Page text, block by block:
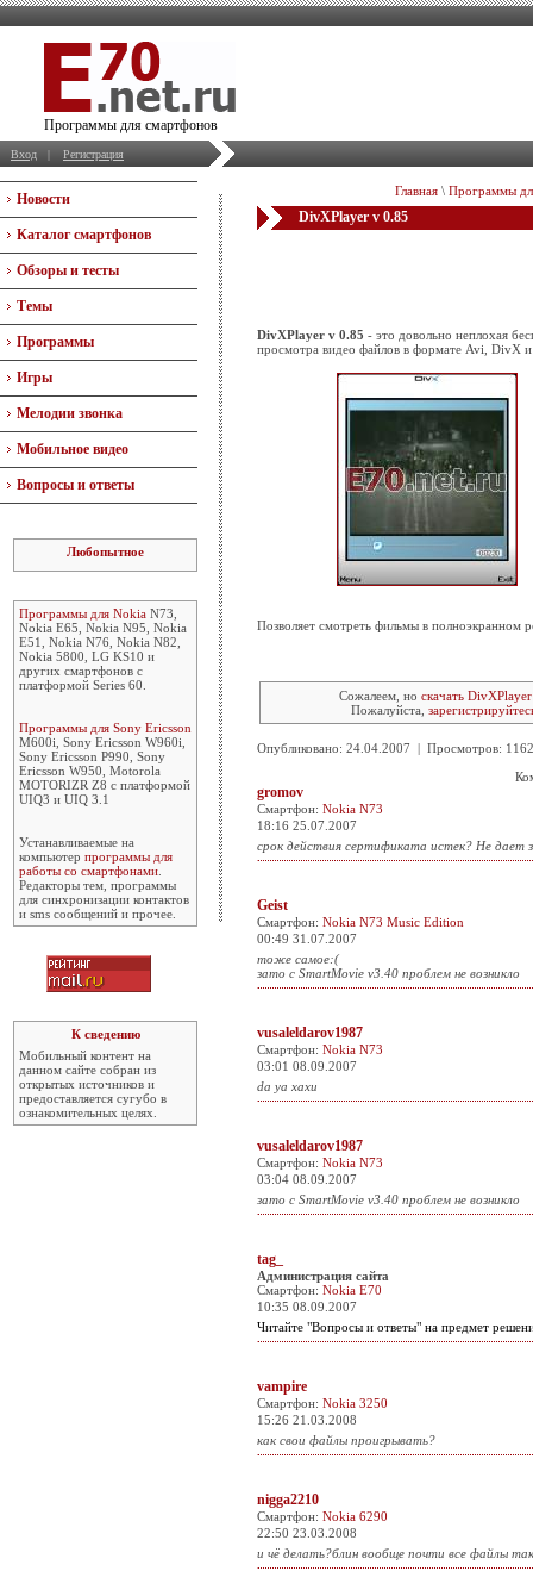
Программы для смартфонов
Вход | Регистрация
Новости
Каталог смартфонов
Обзоры и тесты
Темы
Программы
Игры
Мелодии звонка
Мобильное видео
Вопросы и ответы
Любопытное
Программы для Nokia N73,
Nokia E65, Nokia N95, Nokia
E51, Nokia N76, Nokia N82,
Nokia 5800, LG KS10 и
других смартфонов с
платформой Series 60.
Программы для Sony Ericsson
M600i, Sony Ericsson W960i,
Sony Ericsson P990, Sony
Ericsson W950, Motorola
MOTORIZR Z8 с платформой
UIQ3 и UIQ 3.1
Устанавливаемые на
компьютер программы для
работы со смартфонами
Редакторы тем, программы
для синхронизации контактов
и sms сообщений и прочее.
К сведению
Мобильный контент на
данном сайте собран из
открытых источников и
предоставляется сугубо в
ознакомительных целях.
Главная \ Программы
DivXPlayer v 0.85
DivXPlayer v 0.85 - это довольно неплохая
просмотра видео файлов в формате Avi, DivX
Позволяет смотреть фильмы в полноэкранном
Сожалеем, но скачать
Пожалуйста,
Опубликовано: 24.04.2007 | Просмотров:
gromov
Смартфон: Nokia N73
18:16 25.07.2007
срок действия сертификата истек? Не дает
Geist
Смартфон: Nokia N73 Music Edition
00:49 31.07.2007
тоже самое:(
зато с SmartMovie v3.40 проблем не возникло
vusaleldarov1987
Смартфон: Nokia N73
03:01 08.09.2007
da ya xaxu
vusaleldarov1987
Смартфон: Nokia N73
03:04 08.09.2007
зато с SmartMovie v3.40 проблем не возникло
tag_
Администрация сайта
Смартфон: Nokia E70
10:35 08.09.2007
Читайте "Вопросы и ответы" на предмет
vampire
Смартфон: Nokia 3250
15:26 21.03.2008
как свои файлы проигрывать?
nigga2210
Смартфон: Nokia 6290
22:50 23.03.2008
и чё делать?блин вообще почти все файлы